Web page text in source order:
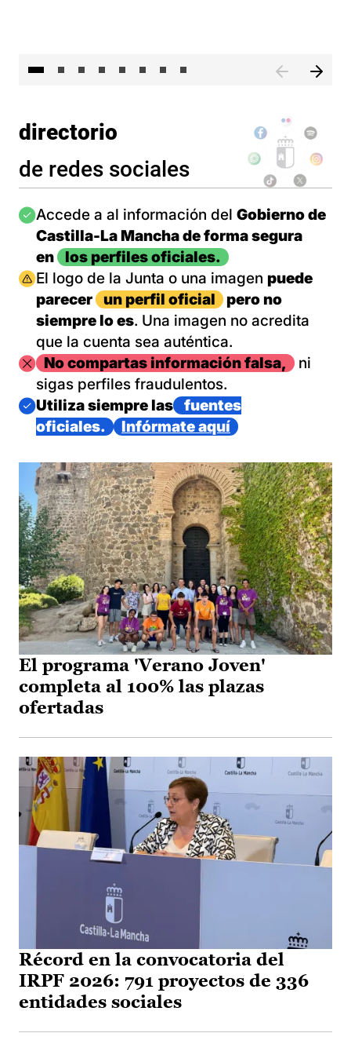
directorio
de redes sociales
Imagen
Accede a al información del Gobierno de
Castilla-La Mancha de forma segura
en
los perfiles oficiales.
Imagen
El logo de la Junta o una imagen puede
parecer
un perfil oficial
pero no
siempre lo es. Una imagen no acredita
que la cuenta sea auténtica.
ImagenNo compartas información falsa,
ni
sigas perfiles fraudulentos.
Imagen
Utiliza siempre las
fuentes
oficiales.
Infórmate aquí
El programa 'Verano Joven'
completa al 100% las plazas
ofertadas
Récord en la convocatoria del
IRPF 2026: 791 proyectos de 336
entidades sociales